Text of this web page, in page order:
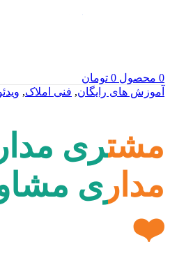
0 محصول 0 تومان
آموزش های رایگان, فنی املاک,
مشتری
مداری
❤️